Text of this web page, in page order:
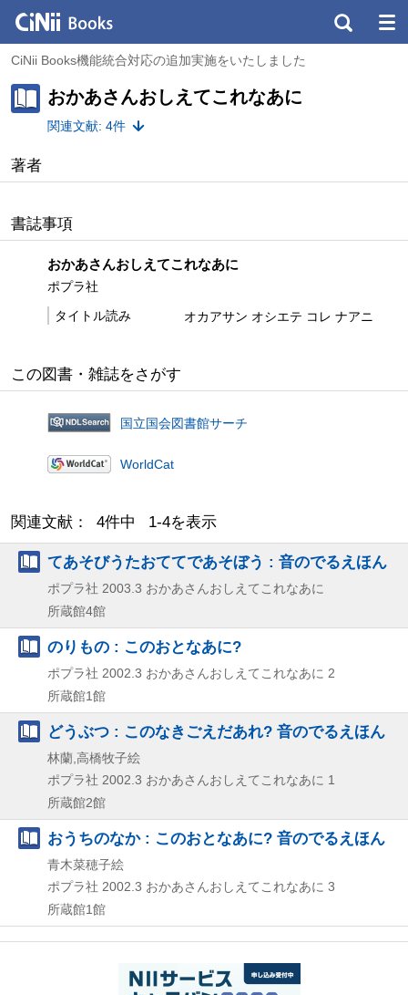
CiNii Books機能統合対応の追加実施をいたしました
おかあさんおしえてこれなあに
関連文献: 4件
著者
書誌事項
おかあさんおしえてこれなあに
ポプラ社
タイトル読み
オカアサン オシエテ コレ ナアニ
この図書・雑誌をさがす
国立国会図書館サーチ
WorldCat
関連文献： 4件中 1-4を表示
てあそびうたおててであそぼう : 音のでるえほん
ポプラ社 2003.3 おかあさんおしえてこれなあに
所蔵館4館
のりもの : このおとなあに?
ポプラ社 2002.3 おかあさんおしえてこれなあに 2
所蔵館1館
どうぶつ : このなきごえだあれ? 音のでるえほん
林蘭,高橋牧子絵
ポプラ社 2002.3 おかあさんおしえてこれなあに 1
所蔵館2館
おうちのなか : このおとなあに? 音のでるえほん
青木菜穂子絵
ポプラ社 2002.3 おかあさんおしえてこれなあに 3
所蔵館1館